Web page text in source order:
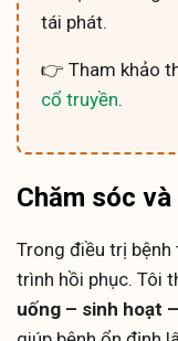
tái phát.
👉 Tham khảo
cổ truyền.
Chăm sóc
Trong điều trị
trình hồi phục. Tôi
uống – sinh hoạt